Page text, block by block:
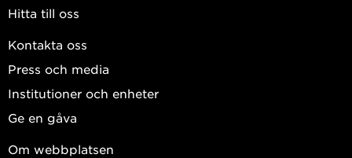
Hitta till oss
Kontakta oss
Press och media
Institutioner och enheter
Ge en gåva
Om webbplatsen